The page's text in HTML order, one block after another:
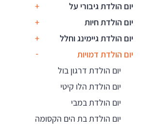
יום הולדת גיבורי על
יום הולדת חיות
יום הולדת גיימינג וחלל
יום הולדת דמויות
יום הולדת דרגון בול
יום הולדת הלו קיטי
יום הולדת במבי
יום הולדת בת הים הקסומה